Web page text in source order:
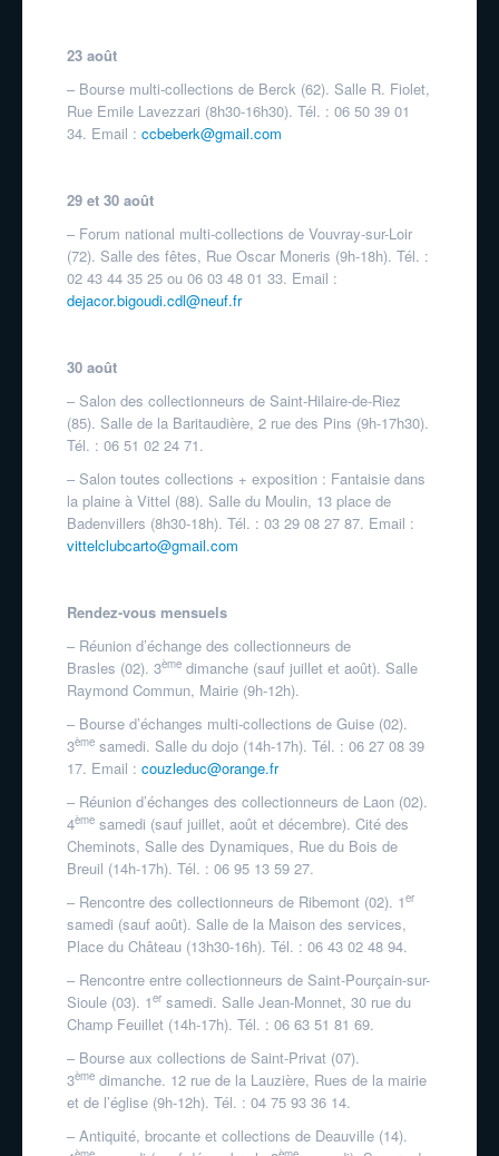
23 août
– Bourse multi-collections de Berck (62). Salle R. Fiolet,
Rue Emile Lavezzari (8h30-16h30). Tél. : 06 50 39 01
34. Email : ccbeberk@gmail.com
29 et 30 août
– Forum national multi-collections de Vouvray-sur-Loir
(72). Salle des fêtes, Rue Oscar Moneris (9h-18h). Tél. :
02 43 44 35 25 ou 06 03 48 01 33. Email :
dejacor.bigoudi.cdl@neuf.fr
30 août
– Salon des collectionneurs de Saint-Hilaire-de-Riez
(85). Salle de la Baritaudière, 2 rue des Pins (9h-17h30).
Tél. : 06 51 02 24 71.
– Salon toutes collections + exposition : Fantaisie dans
la plaine à Vittel (88). Salle du Moulin, 13 place de
Badenvillers (8h30-18h). Tél. : 03 29 08 27 87. Email :
vittelclubcarto@gmail.com
Rendez-vous mensuels
– Réunion d’échange des collectionneurs de
Brasles (02). 3ème dimanche (sauf juillet et août). Salle
Raymond Commun, Mairie (9h-12h).
– Bourse d’échanges multi-collections de Guise (02).
3ème samedi. Salle du dojo (14h-17h). Tél. : 06 27 08 39
17. Email : couzleduc@orange.fr
– Réunion d’échanges des collectionneurs de Laon (02).
4ème samedi (sauf juillet, août et décembre). Cité des
Cheminots, Salle des Dynamiques, Rue du Bois de
Breuil (14h-17h). Tél. : 06 95 13 59 27.
– Rencontre des collectionneurs de Ribemont (02). 1er
samedi (sauf août). Salle de la Maison des services,
Place du Château (13h30-16h). Tél. : 06 43 02 48 94.
– Rencontre entre collectionneurs de Saint-Pourçain-sur-
Sioule (03). 1er samedi. Salle Jean-Monnet, 30 rue du
Champ Feuillet (14h-17h). Tél. : 06 63 51 81 69.
– Bourse aux collections de Saint-Privat (07).
3ème dimanche. 12 rue de la Lauzière, Rues de la mairie
et de l’église (9h-12h). Tél. : 04 75 93 36 14.
– Antiquité, brocante et collections de Deauville (14).